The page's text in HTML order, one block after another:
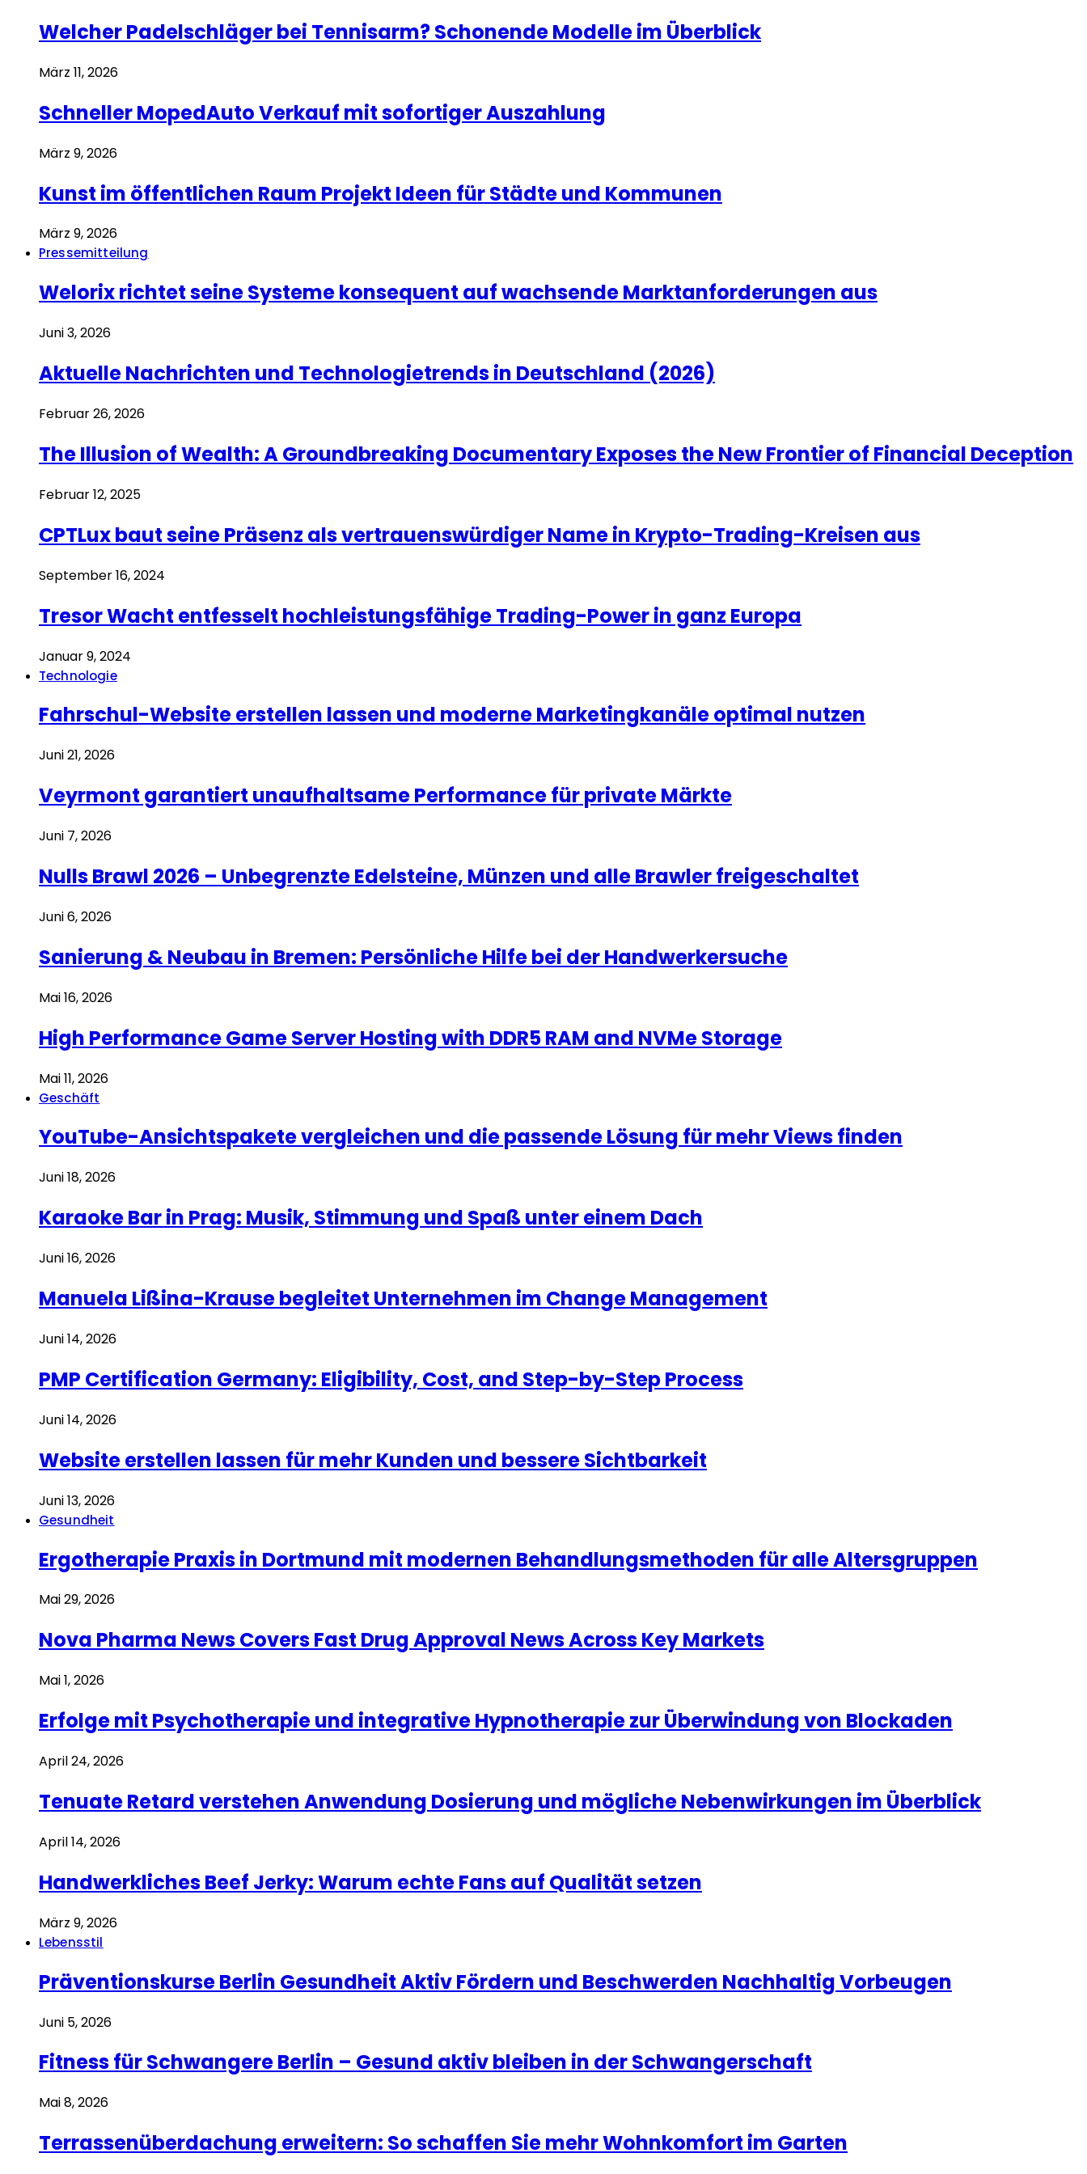
Welcher Padelschläger bei Tennisarm? Schonende Modelle im Überblick
März 11, 2026
Schneller MopedAuto Verkauf mit sofortiger Auszahlung
März 9, 2026
Kunst im öffentlichen Raum Projekt Ideen für Städte und Kommunen
März 9, 2026
Pressemitteilung
Welorix richtet seine Systeme konsequent auf wachsende Marktanforderungen aus
Juni 3, 2026
Aktuelle Nachrichten und Technologietrends in Deutschland (2026)
Februar 26, 2026
The Illusion of Wealth: A Groundbreaking Documentary Exposes the New Frontier of Financial Deception
Februar 12, 2025
CPTLux baut seine Präsenz als vertrauenswürdiger Name in Krypto-Trading-Kreisen aus
September 16, 2024
Tresor Wacht entfesselt hochleistungsfähige Trading-Power in ganz Europa
Januar 9, 2024
Technologie
Fahrschul-Website erstellen lassen und moderne Marketingkanäle optimal nutzen
Juni 21, 2026
Veyrmont garantiert unaufhaltsame Performance für private Märkte
Juni 7, 2026
Nulls Brawl 2026 – Unbegrenzte Edelsteine, Münzen und alle Brawler freigeschaltet
Juni 6, 2026
Sanierung & Neubau in Bremen: Persönliche Hilfe bei der Handwerkersuche
Mai 16, 2026
High Performance Game Server Hosting with DDR5 RAM and NVMe Storage
Mai 11, 2026
Geschäft
YouTube-Ansichtspakete vergleichen und die passende Lösung für mehr Views finden
Juni 18, 2026
Karaoke Bar in Prag: Musik, Stimmung und Spaß unter einem Dach
Juni 16, 2026
Manuela Lißina-Krause begleitet Unternehmen im Change Management
Juni 14, 2026
PMP Certification Germany: Eligibility, Cost, and Step-by-Step Process
Juni 14, 2026
Website erstellen lassen für mehr Kunden und bessere Sichtbarkeit
Juni 13, 2026
Gesundheit
Ergotherapie Praxis in Dortmund mit modernen Behandlungsmethoden für alle Altersgruppen
Mai 29, 2026
Nova Pharma News Covers Fast Drug Approval News Across Key Markets
Mai 1, 2026
Erfolge mit Psychotherapie und integrative Hypnotherapie zur Überwindung von Blockaden
April 24, 2026
Tenuate Retard verstehen Anwendung Dosierung und mögliche Nebenwirkungen im Überblick
April 14, 2026
Handwerkliches Beef Jerky: Warum echte Fans auf Qualität setzen
März 9, 2026
Lebensstil
Präventionskurse Berlin Gesundheit Aktiv Fördern und Beschwerden Nachhaltig Vorbeugen
Juni 5, 2026
Fitness für Schwangere Berlin – Gesund aktiv bleiben in der Schwangerschaft
Mai 8, 2026
Terrassenüberdachung erweitern: So schaffen Sie mehr Wohnkomfort im Garten